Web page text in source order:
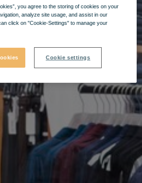
you agree to the storing of cookies on your
analyze site usage, and assist in our
click on "Cookie-Settings" to manage your
Cookie settings